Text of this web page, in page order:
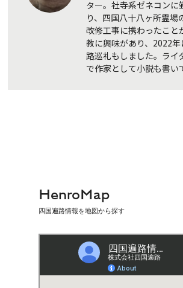
ター。社寺系ゼネコンに
り、四国八十八ヶ所霊場
改修工事に携わったこと
教に興味があり、2022
路巡礼もしました。ライ
で作家として小説も書い
HenroMap
四国遍路情報を地図から探す